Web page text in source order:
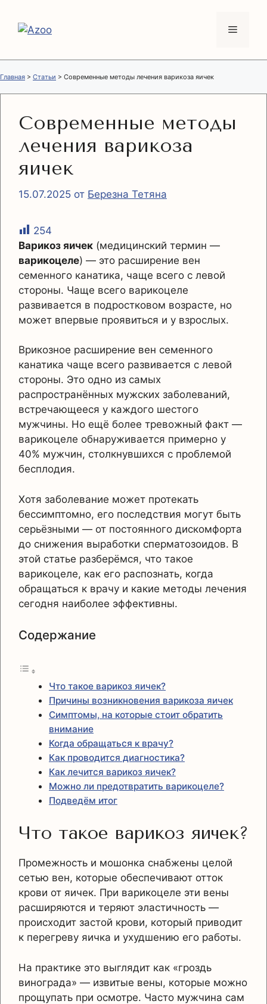
содержимому
Меню
Главная > Статьи > Современные методы лечения варикоза яичек
Современные методы
лечения варикоза
яичек
15.07.2025 от Березна Тетяна
254
Варикоз яичек (медицинский термин —
варикоцеле) — это расширение вен
семенного канатика, чаще всего с левой
стороны. Чаще всего варикоцеле
развивается в подростковом возрасте, но
может впервые проявиться и у взрослых.
Врикозное расширение вен семенного
канатика чаще всего развивается с левой
стороны. Это одно из самых
распространённых мужских заболеваний,
встречающееся у каждого шестого
мужчины. Но ещё более тревожный факт —
варикоцеле обнаруживается примерно у
40% мужчин, столкнувшихся с проблемой
бесплодия.
Хотя заболевание может протекать
бессимптомно, его последствия могут быть
серьёзными — от постоянного дискомфорта
до снижения выработки сперматозоидов. В
этой статье разберёмся, что такое
варикоцеле, как его распознать, когда
обращаться к врачу и какие методы лечения
сегодня наиболее эффективны.
Содержание
Что такое варикоз яичек?
Причины возникновения варикоза яичек
Симптомы, на которые стоит обратить
внимание
Когда обращаться к врачу?
Как проводится диагностика?
Как лечится варикоз яичек?
Можно ли предотвратить варикоцеле?
Подведём итог
Что такое варикоз яичек?
Промежность и мошонка снабжены целой
сетью вен, которые обеспечивают отток
крови от яичек. При варикоцеле эти вены
расширяются и теряют эластичность —
происходит застой крови, который приводит
к перегреву яичка и ухудшению его работы.
На практике это выглядит как «гроздь
винограда» — извитые вены, которые можно
прощупать при осмотре. Часто мужчина сам